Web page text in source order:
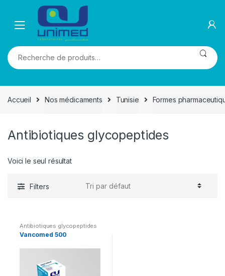
navigation
content
Recherche
pour :
Accueil Nos médicaments Tunisie Formes
Antibiotiques glycopeptides
Voici le seul résultat
Filters
Antibiotiques glycopeptides
Vancomed 500